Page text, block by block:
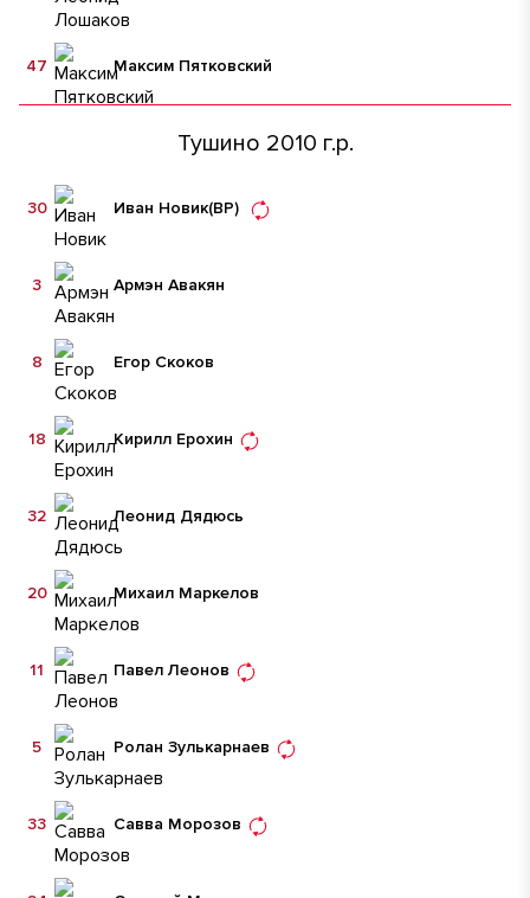
Максим Пятковский
47
Тушино 2010 г.р.
Иван Новик(ВР)
30
Армэн Авакян
3
Егор Скоков
8
Кирилл Ерохин
18
Леонид Дядюсь
32
Михаил Маркелов
20
Павел Леонов
11
Ролан Зулькарнаев
5
Савва Морозов
33